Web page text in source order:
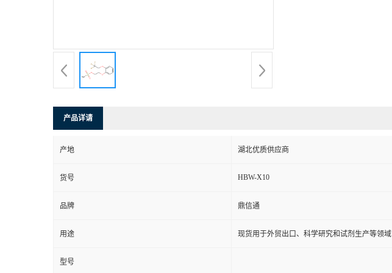
产品详请
产地 湖北优质供应商
货号 HBW-X10
品牌 鼎信通
用途 现货用于外贸出口、科学研究和试剂生产等领域
型号